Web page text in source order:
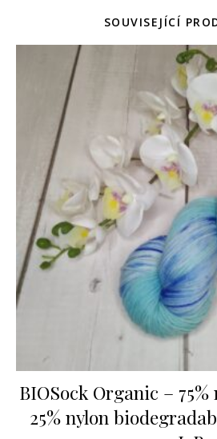
SOUVISEJÍCÍ
BIOSock Organic –
25% nylon